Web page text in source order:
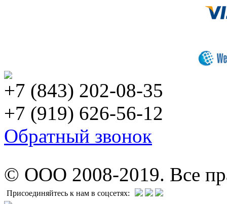
+7 (843) 202-08-35
+7 (919) 626-56-12
Обратный звонок
© ООО 2008-2019. Все
Присоединяйтесь к нам в соцсетях: